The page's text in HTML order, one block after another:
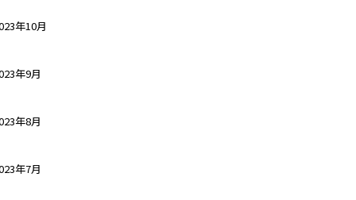
年10月
年9月
年8月
年7月